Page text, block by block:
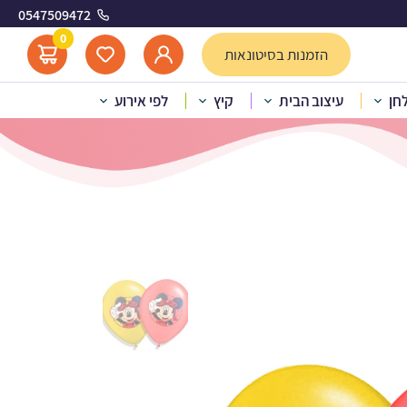
0547509472
הזמנות בסיטונאות
0
עיצוב הבית קיץ לפי אירוע מיקי מאוס 5 יח’